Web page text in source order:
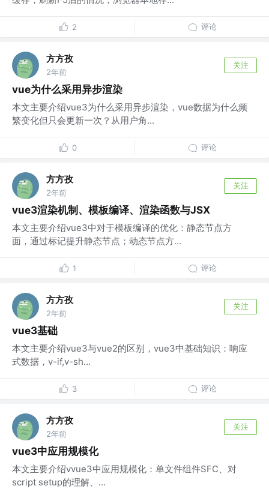
2 评论
方方孜
2年前
关注
vue为什么采用异步渲染
本文主要介绍vue3为什么采用异步渲染，vue数据为什么频
繁变化但只会更新一次？从用户角...
0 评论
方方孜
2年前
关注
vue3渲染机制、模板编译、渲染函数与JSX
本文主要介绍vue3中对于模板编译的优化：静态节点方
面，通过标记提升静态节点；动态节点方...
1 评论
方方孜
2年前
关注
vue3基础
本文主要介绍vue3与vue2的区别，vue3中基础知识：响应
式数据，v-if,v-sh...
3 评论
方方孜
2年前
关注
vue3中应用规模化
本文主要介绍vvue3中应用规模化：单文件组件SFC、对
script setup的理解、...